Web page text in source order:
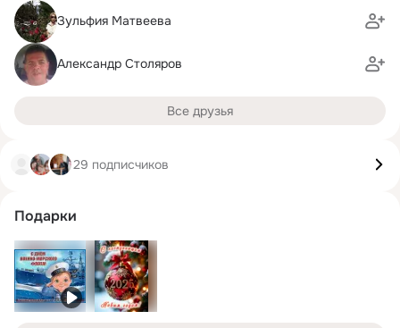
Зульфия Матвеева
Александр Столяров
Все друзья
29 подписчиков
Подарки